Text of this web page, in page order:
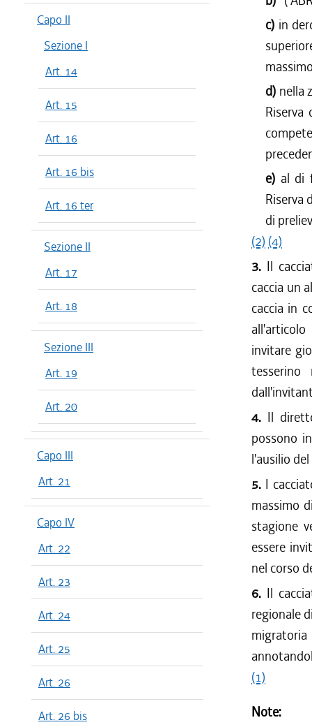
Capo II
Sezione I
Art. 14
Art. 15
Art. 16
Art. 16 bis
Art. 16 ter
Sezione II
Art. 17
Art. 18
Sezione III
Art. 19
Art. 20
Capo III
Art. 21
Capo IV
Art. 22
Art. 23
Art. 24
Art. 25
Art. 26
Art. 26 bis
dal 01/
dal 01/
dal 28/
dal 22/
dal 08/
dal 01/
dal 01/
dal 06/
dal 04/
dal 01/
dal 03/
c) in
d) nella
Riserva
e) al di
Riserva
di
(2) (4)
3. Il
caccia un
caccia in
invitare
4. Il
possono
l'ausilio
5. I
massimo
stagione
essere
nel corso
6. Il
regionale
(1)
Note: